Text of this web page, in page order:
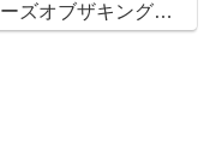
ズオブザキングダ